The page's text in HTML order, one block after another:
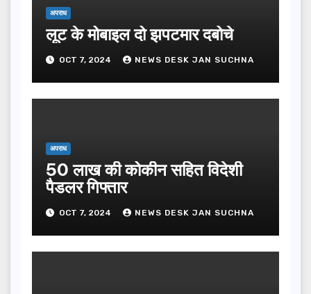
अपराध
लूट के मोबाइल दो झपटमार दबोचे
OCT 7, 2024 NEWS DESK JAN SUCHNA
अपराध
50 लाख की कोकीन सहित विदेशी
पैडलर गिफ्तार
OCT 7, 2024 NEWS DESK JAN SUCHNA